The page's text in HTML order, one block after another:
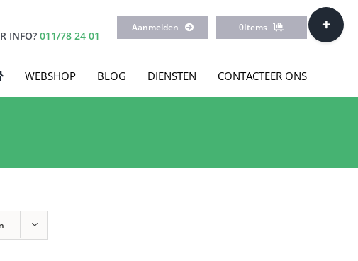
INFO? 011/78 24 01
Aanmelden 0Items
WEBSHOP BLOG DIENSTEN CONTACTEER ONS
Toggle
Sliding